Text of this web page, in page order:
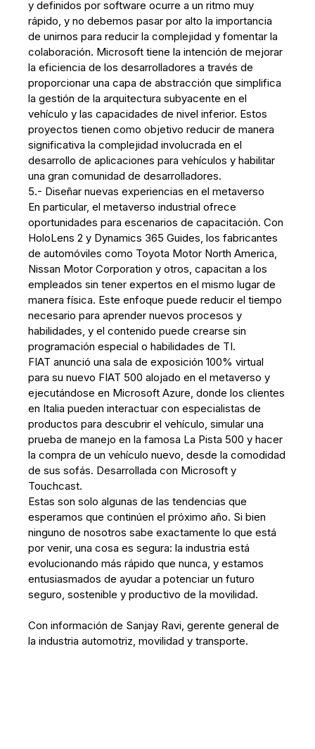
y definidos por software ocurre a un ritmo muy
rápido, y no debemos pasar por alto la importancia
de unirnos para reducir la complejidad y fomentar la
colaboración. Microsoft tiene la intención de mejorar
la eficiencia de los desarrolladores a través de
proporcionar una capa de abstracción que simplifica
la gestión de la arquitectura subyacente en el
vehículo y las capacidades de nivel inferior. Estos
proyectos tienen como objetivo reducir de manera
significativa la complejidad involucrada en el
desarrollo de aplicaciones para vehículos y habilitar
una gran comunidad de desarrolladores.
5.- Diseñar nuevas experiencias en el metaverso
En particular, el metaverso industrial ofrece
oportunidades para escenarios de capacitación. Con
HoloLens 2 y Dynamics 365 Guides, los fabricantes
de automóviles como Toyota Motor North America,
Nissan Motor Corporation y otros, capacitan a los
empleados sin tener expertos en el mismo lugar de
manera física. Este enfoque puede reducir el tiempo
necesario para aprender nuevos procesos y
habilidades, y el contenido puede crearse sin
programación especial o habilidades de TI.
FIAT anunció una sala de exposición 100% virtual
para su nuevo FIAT 500 alojado en el metaverso y
ejecutándose en Microsoft Azure, donde los clientes
en Italia pueden interactuar con especialistas de
productos para descubrir el vehículo, simular una
prueba de manejo en la famosa La Pista 500 y hacer
la compra de un vehículo nuevo, desde la comodidad
de sus sofás. Desarrollada con Microsoft y
Touchcast.
Estas son solo algunas de las tendencias que
esperamos que continúen el próximo año. Si bien
ninguno de nosotros sabe exactamente lo que está
por venir, una cosa es segura: la industria está
evolucionando más rápido que nunca, y estamos
entusiasmados de ayudar a potenciar un futuro
seguro, sostenible y productivo de la movilidad.
Con información de Sanjay Ravi, gerente general de
la industria automotriz, movilidad y transporte.